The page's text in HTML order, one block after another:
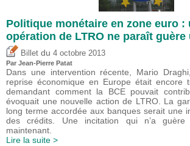
Politique monétaire en zone euro :
opération de LTRO ne paraît guère
Billet du 4 octobre 2013
Par Jean-Pierre Patat
Dans une intervention récente, Mario
reprise économique en Europe était encore
demandant comment la BCE pouvait
évoquait une nouvelle action de LTRO. La
long terme accordée aux banques serait une
des crédits. Une incitation qui n’a guère
maintenant.
Lire la suite >